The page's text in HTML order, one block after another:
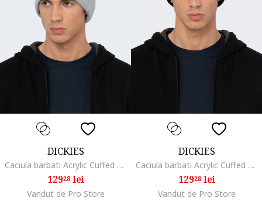
DICKIES
Caciula barbati Acrylic Cuffed gri 56x58cm
12928lei
Vandut de Pro Store
DICKIES
Caciula barbati Acrylic Cuffed negru OS
12928lei
Vandut de Pro Store